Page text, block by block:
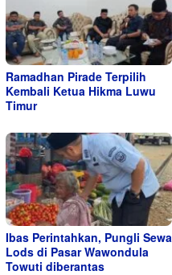
Ramadhan Pirade Terpilih
Kembali Ketua Hikma Luwu
Timur
Ibas Perintahkan, Pungli Sewa
Lods di Pasar Wawondula
Towuti diberantas